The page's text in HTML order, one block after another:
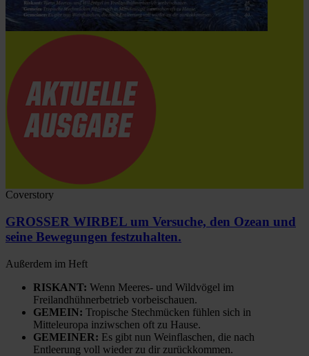
Coverstory
GROSSER WIRBEL um Versuche, den Ozean und
seine Bewegungen festzuhalten.
Außerdem im Heft
RISKANT: Wenn Meeres- und Wildvögel im
Freilandhühnerbetrieb vorbeischauen.
GEMEIN: Tropische Stechmücken fühlen sich in
Mitteleuropa inziwschen oft zu Hause.
GEMEINER: Es gibt nun Weinflaschen, die nach
Entleerung voll wieder zu dir zurückkommen.